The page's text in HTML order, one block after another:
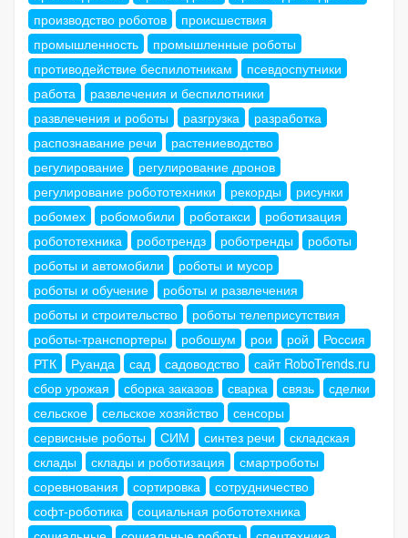
производство роботов
происшествия
промышленность
промышленные роботы
противодействие беспилотникам
псевдоспутники
работа
развлечения и беспилотники
развлечения и роботы
разгрузка
разработка
распознавание речи
растениеводство
регулирование
регулирование дронов
регулирование робототехники
рекорды
рисунки
робомех
робомобили роботакси
роботизация
робототехника
роботрендз роботренды
роботы
роботы и автомобили
роботы и мусор
роботы и обучение
роботы и развлечения
роботы и строительство
роботы телеприсутствия
роботы-транспортеры
робошум рои рой
Россия
РТК
Руанда сад садоводство
сайт RoboTrends.ru
сбор урожая
сборка заказов сварка связь
сделки
сельское
сельское хозяйство
сенсоры
сервисные роботы
СИМ синтез речи
складская
склады
склады и роботизация
смартроботы
соревнования
сортировка
сотрудничество
софт-роботика
социальная робототехника